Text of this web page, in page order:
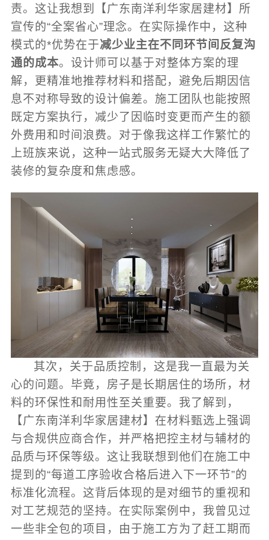
责。这让我想到【广东南洋利华家居建材】所
宣传的“全案省心”理念。在实际操作中，这种
模式的*优势在于减少业主在不同环节间反复沟
通的成本。设计师可以基于对整体方案的理
解，更精准地推荐材料和搭配，避免后期因信
息不对称导致的设计偏差。施工团队也能按照
既定方案执行，减少了因临时变更而产生的额
外费用和时间浪费。对于像我这样工作繁忙的
上班族来说，这种一站式服务无疑大大降低了
装修的复杂度和焦虑感。
其次，关于品质控制，这是我一直最为关
心的问题。毕竟，房子是长期居住的场所，材
料的环保性和耐用性至关重要。我了解到，
【广东南洋利华家居建材】在材料甄选上强调
与合规供应商合作，并严格把控主材与辅材的
品质与环保等级。这让我联想到他们在施工中
提到的“每道工序验收合格后进入下一环节”的
标准化流程。这背后体现的是对细节的重视和
对工艺规范的坚持。在实际案例中，我曾见过
一些非全包的项目，由于施工方为了赶工期而